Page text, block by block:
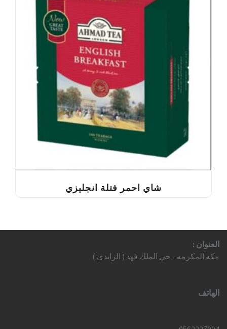
شاي احمر فتلة انجليزي
العنوان :
مكه المكرمه - حي الملك فهد ( الزايدي )
الهاتف